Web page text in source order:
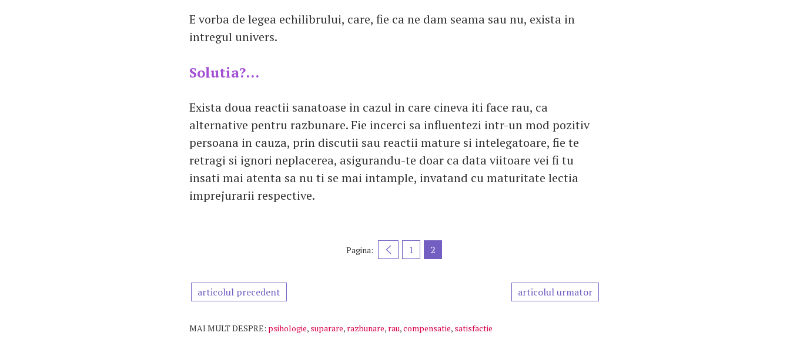
E vorba de legea echilibrului, care, fie ca ne dam seama sau nu, exista in
intregul univers.
Solutia?...
Exista doua reactii sanatoase in cazul in care cineva iti face rau, ca
alternative pentru razbunare. Fie incerci sa influentezi intr-un mod pozitiv
persoana in cauza, prin discutii sau reactii mature si intelegatoare, fie te
retragi si ignori neplacerea, asigurandu-te doar ca data viitoare vei fi tu
insati mai atenta sa nu ti se mai intample, invatand cu maturitate lectia
imprejurarii respective.
Pagina: 1 2
articolul precedent articolul urmator
MAI MULT DESPRE: psihologie, suparare, razbunare, rau,compensatie, satisfactie